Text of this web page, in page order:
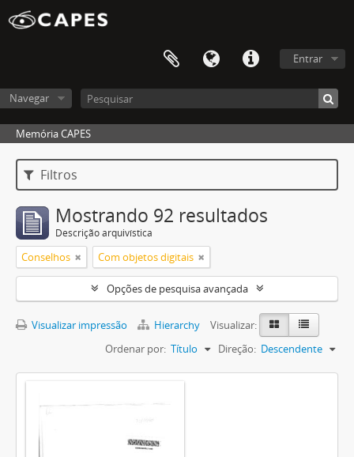
Entrar
Navegar
Memória CAPES
Filtros
Mostrando 92 resultados
Descrição arquivística
Conselhos Com objetos digitais
Opções de pesquisa avançada
Visualizar impressão Hierarchy
Visualizar:
Ordenar por: Título Direção: Descendente